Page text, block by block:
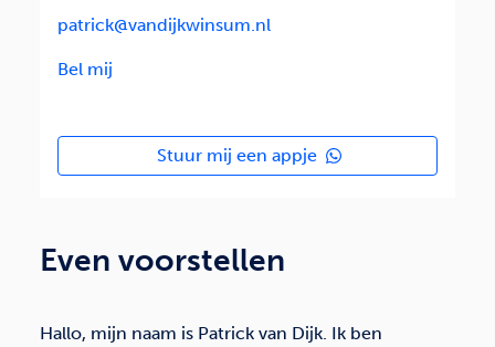
patrick@vandijkwinsum.nl
Bel mij
Stuur mij een appje
Even voorstellen
Hallo, mijn naam is Patrick van Dijk. Ik ben